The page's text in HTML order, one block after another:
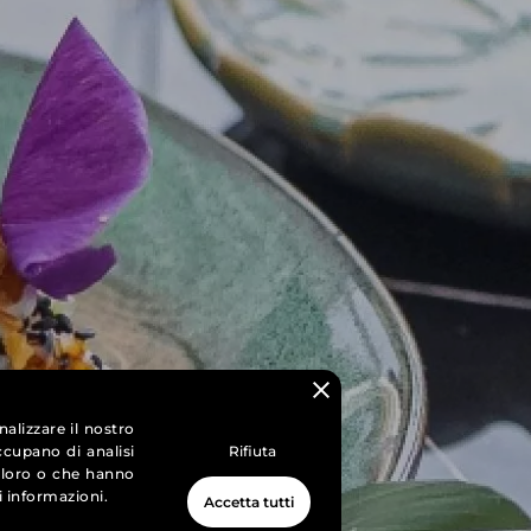
il nostro
di analisi
o che hanno
Accetta tutti
Rifiuta